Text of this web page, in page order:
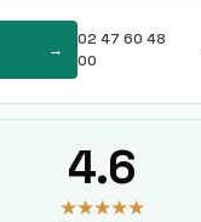
→
02 47 60 48
00
4.6
★★★★★